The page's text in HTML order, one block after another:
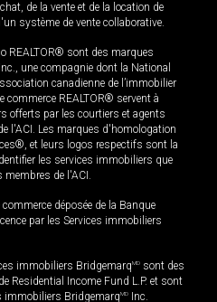
de la vente et de la location de
système de vente collaborative.
REALTOR® sont des marques
une compagnie dont la National
canadienne de l’immobilier
commerce REALTOR® servent à
offerts par les courtiers et agents
l'ACI. Les marques d'homologation
et leurs logos respectifs sont la
les services immobiliers que
de l'ACI.
déposée de la Banque
par les Services immobiliers
immobiliers BridgemarqMD sont des
Residential Income Fund L.P. et sont
immobiliers BridgemarqMD Inc.